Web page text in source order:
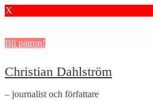
X
Bli patron!
Hoppa
till
navigering
Hoppa
till
innehåll
Christian Dahlström
– journalist och författare